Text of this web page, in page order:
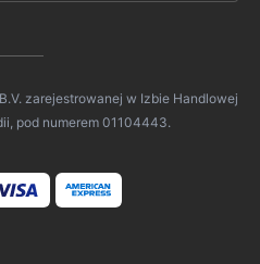
zarejestrowanej w Izbie Handlowej
pod numerem 01104443.